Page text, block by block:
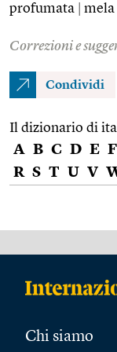
profumata
mela
Correzioni e
Condividi
Il dizionario di
A B C D E F
R S T U V
Chi siamo